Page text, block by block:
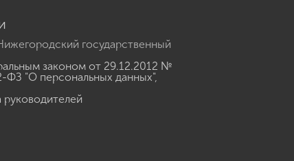
государственный
законом от 29.12.2012 №
"О персональных данных",